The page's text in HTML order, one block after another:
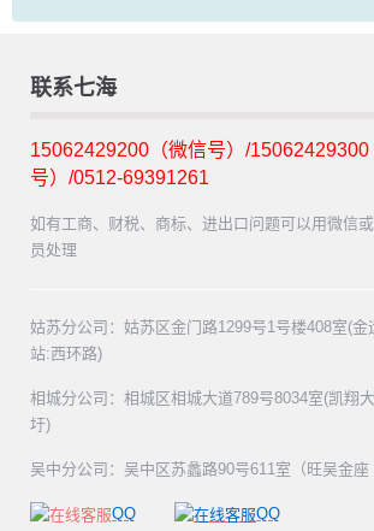
联系七海
15062429200（微信号）/15062429300
号）/0512-69391261
如有工商、财税、商标、进出口问题可以用微信
员处理
姑苏分公司：姑苏区金门路1299号1号楼408室(
站:西环路)
相城分公司：相城区相城大道789号8034室(凯翔
圩)
吴中分公司：吴中区苏蠡路90号611室（旺吴金座
QQ QQ